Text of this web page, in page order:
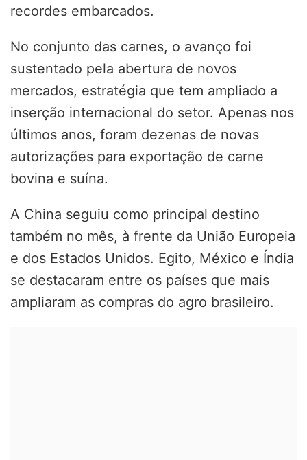
recordes embarcados.
No conjunto das carnes, o avanço foi
sustentado pela abertura de novos
mercados, estratégia que tem ampliado a
inserção internacional do setor. Apenas nos
últimos anos, foram dezenas de novas
autorizações para exportação de carne
bovina e suína.
A China seguiu como principal destino
também no mês, à frente da União Europeia
e dos Estados Unidos. Egito, México e Índia
se destacaram entre os países que mais
ampliaram as compras do agro brasileiro.